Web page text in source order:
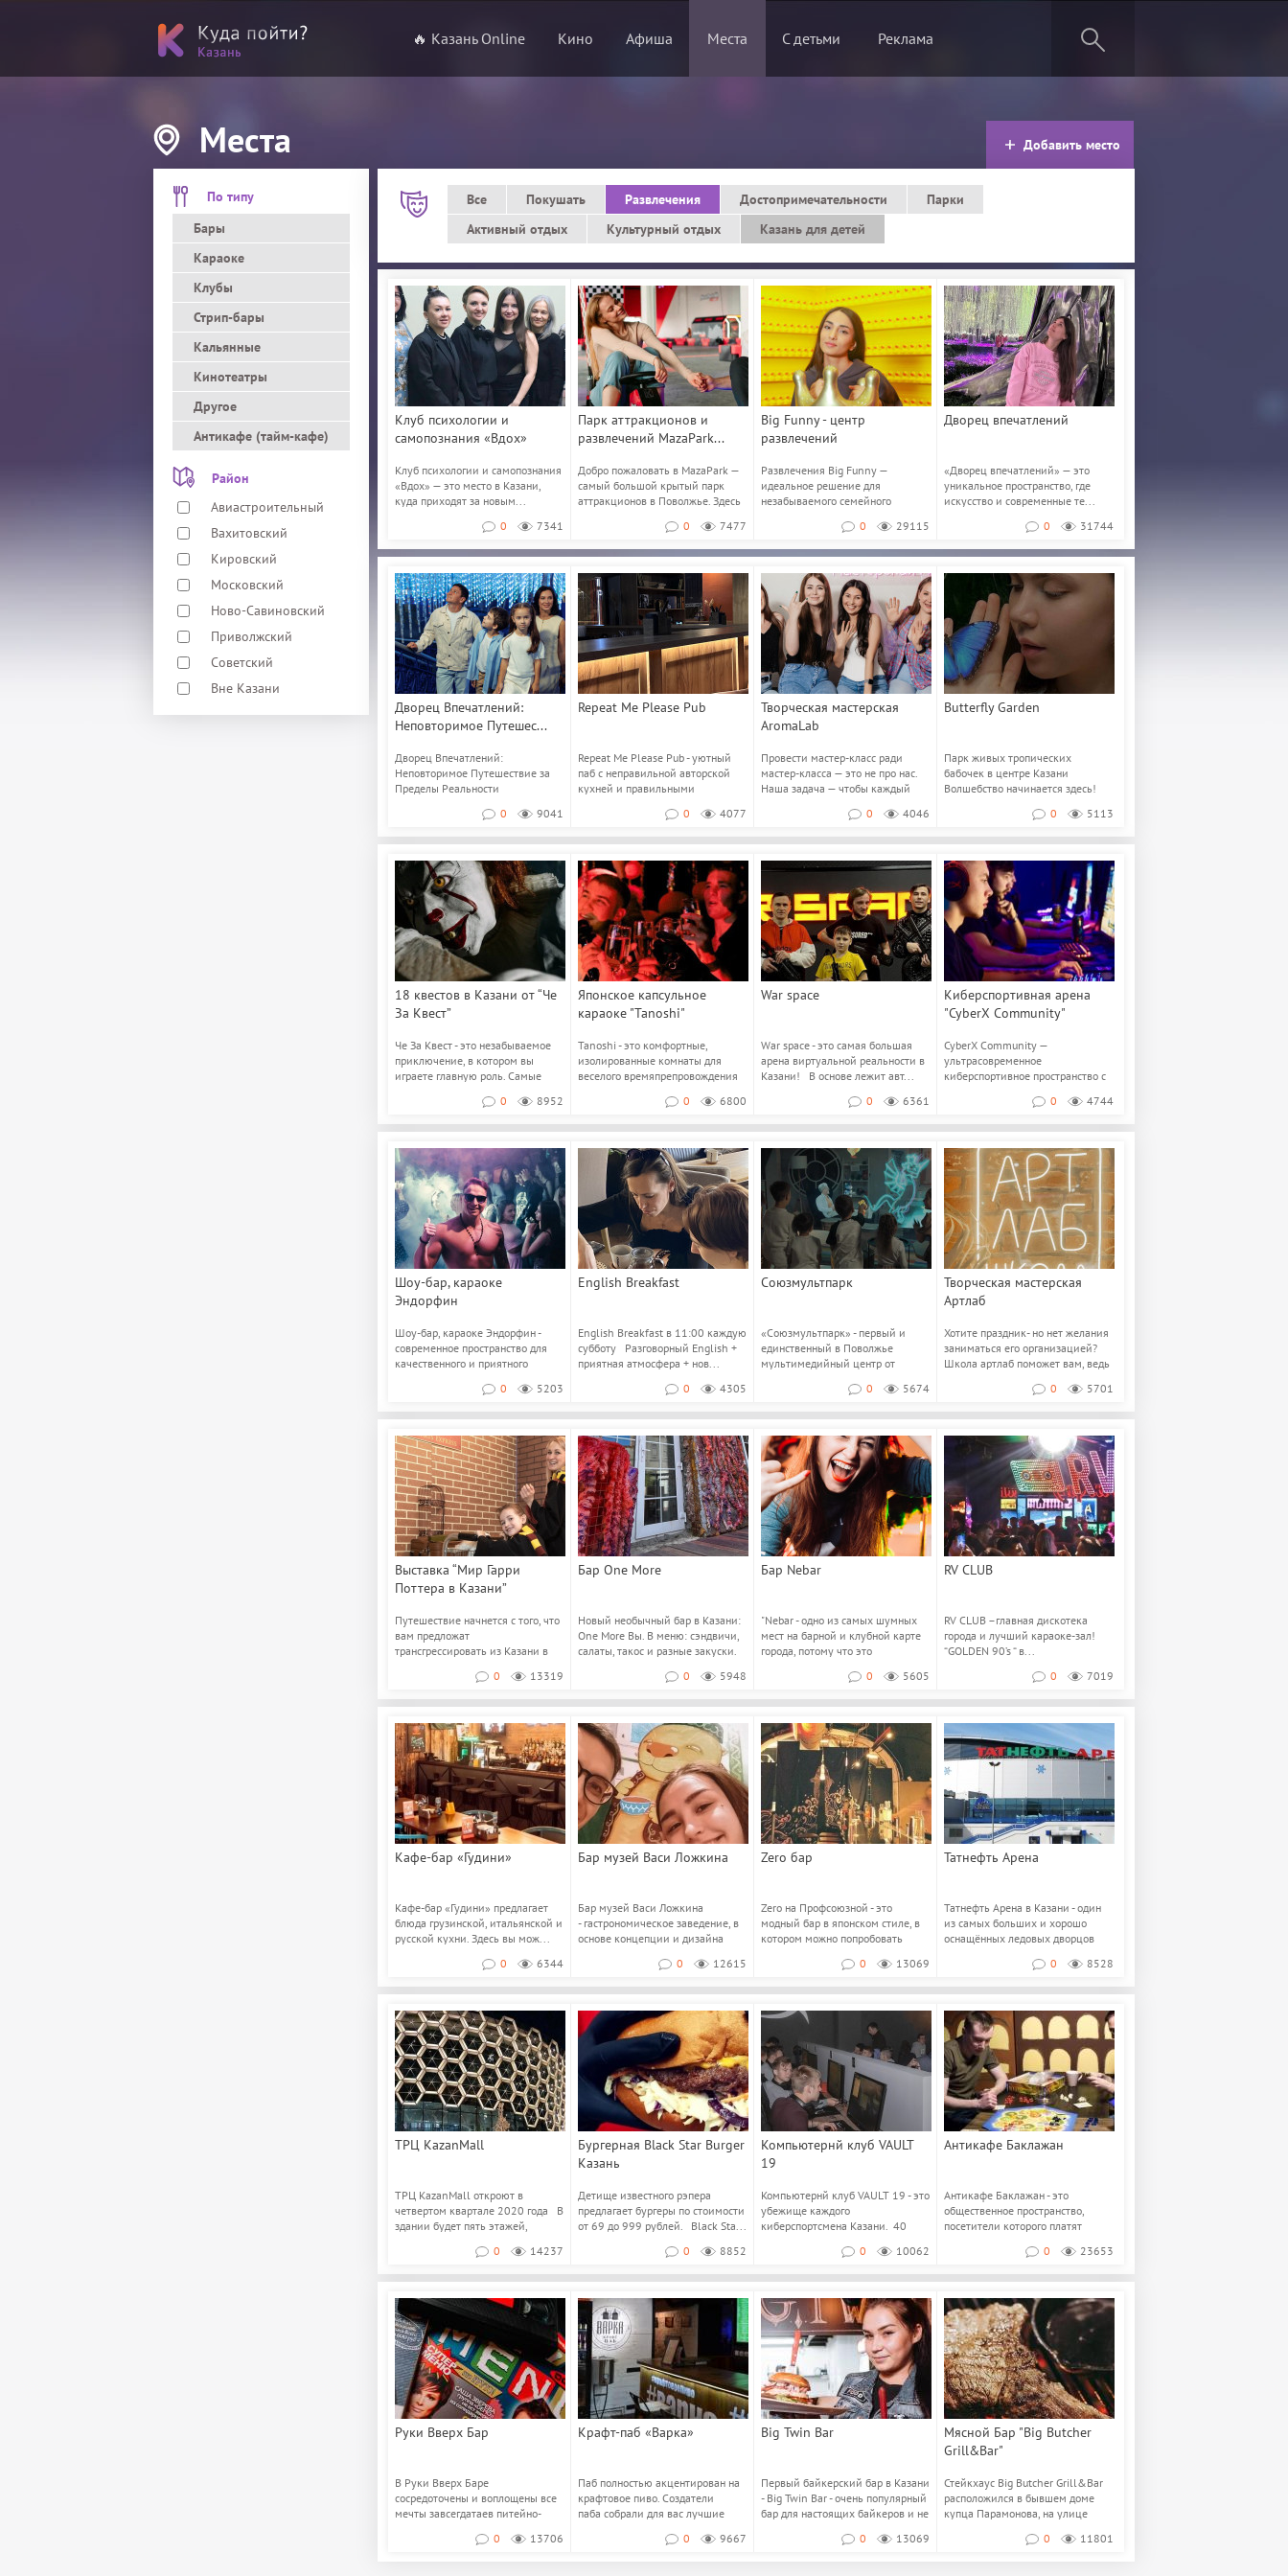
🔥 Казань Online Кино Афиша Места С детьми Реклама
Места Добавить место
По типу
Бары
Караоке
Клубы
Стрип-бары
Кальянные
Кинотеатры
Другое
Антикафе (тайм-кафе)
Район
Авиастроительный
Вахитовский
Кировский
Московский
Ново-Савиновский
Приволжский
Советский
Вне Казани
Все Покушать Развлечения Достопримечательности
Парки
Активный отдых
Культурный отдых Казань для детей
Клуб психологии и
самопознания «Вдох»
Клуб психологии и самопознания
«Вдох» — это место в Казани,
куда приходят за новым...
7341
0
Парк аттракционов и
развлечений MazaPark...
Добро пожаловать в MazaPark —
самый большой крытый парк
аттракционов в Поволжье. Здесь
7477
0
Big Funny - центр
развлечений
Развлечения Big Funny —
идеальное решение для
незабываемого семейного
29115
0
Дворец впечатлений
«Дворец впечатлений» — это
уникальное пространство, где
искусство и современные те...
31744
0
Дворец Впечатлений:
Неповторимое Путешес...
Дворец Впечатлений:
Неповторимое Путешествие за
Пределы Реальности
9041
0
Repeat Me Please Pub
Repeat Me Please Pub - уютный
паб с неправильной авторской
кухней и правильными
4077
0
Творческая мастерская
AromaLab
Провести мастер-класс ради
мастер-класса — это не про нас.
Наша задача — чтобы каждый
4046
0
Butterfly Garden
Парк живых тропических
бабочек в центре Казани
Волшебство начинается здесь!
5113
0
18 квестов в Казани от “Че
За Квест”
Че За Квест - это незабываемое
приключение, в котором вы
играете главную роль. Самые
8952
0
Японское капсульное
караоке "Tanoshi"
Tanoshi - это комфортные,
изолированные комнаты для
веселого времяпрепровождения
6800
0
War space
War space - это самая большая
арена виртуальной реальности в
Казани! В основе лежит авт...
6361
0
Киберспортивная арена
"CyberX Community"
CyberX Community —
ультрасовременное
киберспортивное пространство с
4744
0
Шоу-бар, караоке
Эндорфин
Шоу-бар, караоке Эндорфин -
современное пространство для
качественного и приятного
5203
0
English Breakfast
English Breakfast в 11:00 каждую
субботу Разговорный English +
приятная атмосфера + нов...
4305
0
Союзмультпарк
«Союзмультпарк» - первый и
единственный в Поволжье
мультимедийный центр от
5674
0
Творческая мастерская
Артлаб
Хотите праздник- но нет желания
заниматься его организацией?
Школа артлаб поможет вам, ведь
5701
0
Выставка “Мир Гарри
Поттера в Казани”
Путешествие начнется с того, что
вам предложат
трансгрессировать из Казани в
13319
0
Бар One More
Новый необычный бар в Казани:
One More Вы. В меню: сэндвичи,
салаты, такос и разные закуски.
5948
0
Бар Nebar
"Nebar - одно из самых шумных
мест на барной и клубной карте
города, потому что это
5605
0
RV CLUB
RV CLUB –главная дискотека
города и лучший караоке-зал!
“GOLDEN 90’s “ в...
7019
0
Кафе-бар «Гудини»
Кафе-бар «Гудини» предлагает
блюда грузинской, итальянской и
русской кухни. Здесь вы мож...
6344
0
Бар музей Васи Ложкина
Бар музей Васи Ложкина
- гастрономическое заведение, в
основе концепции и дизайна
12615
0
Zero бар
Zero на Профсоюзной - это
модный бар в японском стиле, в
котором можно попробовать
13069
0
Татнефть Арена
Татнефть Арена в Казани - один
из самых больших и хорошо
оснащённых ледовых дворцов
8528
0
ТРЦ KazanMall
ТРЦ KazanMall откроют в
четвертом квартале 2020 года В
здании будет пять этажей,
14237
0
Бургерная Black Star Burger
Казань
Детище известного рэпера
предлагает бургеры по стоимости
от 69 до 999 рублей. Black Sta...
8852
0
Компьютернй клуб VAULT
19
Компьютернй клуб VAULT 19 - это
убежище каждого
киберспортсмена Казани. 40
10062
0
Антикафе Баклажан
Антикафе Баклажан - это
общественное пространство,
посетители которого платят
23653
0
Руки Вверх Бар
В Руки Вверх Баре
сосредоточены и воплощены все
мечты завсегдатаев питейно-
13706
0
Крафт-паб «Варка»
Паб полностью акцентирован на
крафтовое пиво. Создатели
паба собрали для вас лучшие
9667
0
Big Twin Bar
Первый байкерский бар в Казани
- Big Twin Bar - очень популярный
бар для настоящих байкеров и не
13069
0
Мясной Бар "Big Butcher
Grill&Bar"
Стейкхаус Big Butcher Grill&Bar
расположился в бывшем доме
купца Парамонова, на улице
11801
0